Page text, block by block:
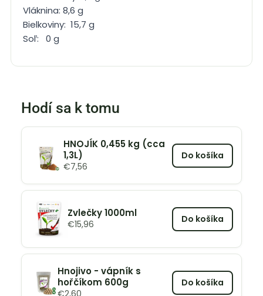
Vláknina: 8,6 g
Bielkoviny: 15,7 g
Soľ: 0 g
Hodí sa k tomu
HNOJÍK 0,455 kg (cca
1,3L)
€7,56
Do košíka
Zvlečky 1000ml
€15,96 Do košíka
Hnojivo - vápník s
hořčíkom 600g
€2,60
Do košíka